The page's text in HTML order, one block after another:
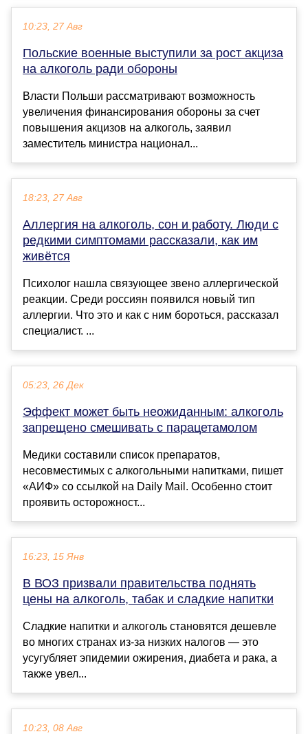
10:23, 27 Авг
Польские военные выступили за рост акциза
на алкоголь ради обороны
Власти Польши рассматривают возможность
увеличения финансирования обороны за счет
повышения акцизов на алкоголь, заявил
заместитель министра национал...
18:23, 27 Авг
Аллергия на алкоголь, сон и работу. Люди с
редкими симптомами рассказали, как им
живётся
Психолог нашла связующее звено аллергической
реакции. Среди россиян появился новый тип
аллергии. Что это и как с ним бороться, рассказал
специалист. ...
05:23, 26 Дек
Эффект может быть неожиданным: алкоголь
запрещено смешивать с парацетамолом
Медики составили список препаратов,
несовместимых с алкогольными напитками, пишет
«АИФ» со ссылкой на Daily Mail. Особенно стоит
проявить осторожност...
16:23, 15 Янв
В ВОЗ призвали правительства поднять
цены на алкоголь, табак и сладкие напитки
Сладкие напитки и алкоголь становятся дешевле
во многих странах из-за низких налогов — это
усугубляет эпидемии ожирения, диабета и рака, а
также увел...
10:23, 08 Авг